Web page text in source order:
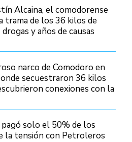
Alcaina, el comodorense
trama de los 36 kilos de
y años de causas
narco de Comodoro en
secuestraron 36 kilos
conexiones con la
solo el 50% de los
la tensión con Petroleros